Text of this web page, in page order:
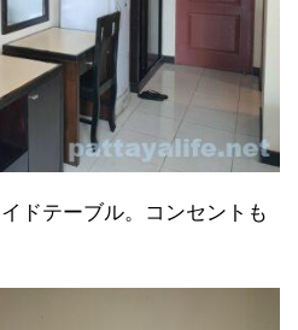
ドテーブル。コンセントも